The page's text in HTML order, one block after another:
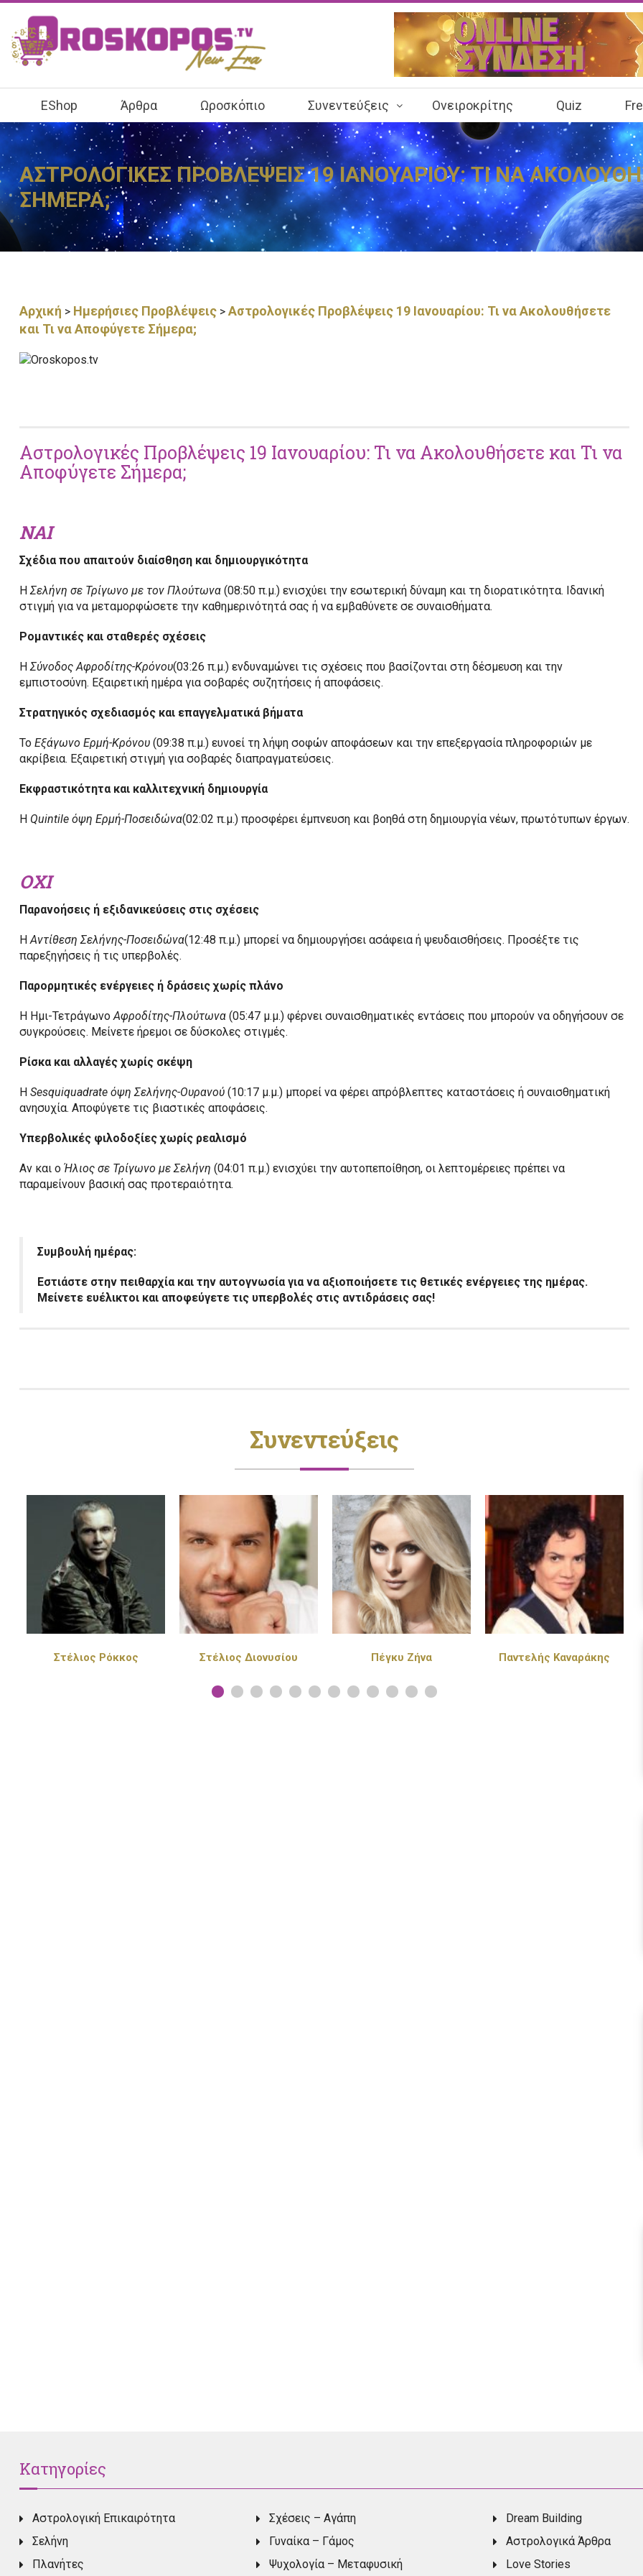
EShop Άρθρα Ωροσκόπιο Συνεντεύξεις Ονειροκρίτης Quiz
ΑΣΤΡΟΛΟΓΙΚΕΣ ΠΡΟΒΛΕΨΕΙΣ 19 ΙΑΝΟΥΑΡΙΟΥ: ΤΙ ΝΑ
ΣΗΜΕΡΑ;
Αρχική > Ημερήσιες Προβλέψεις > Αστρολογικές Προβλέψεις 19 Ιανουαρίου: Τι να Ακολουθήσετε
και Τι να Αποφύγετε Σήμερα;
Αστρολογικές Προβλέψεις 19 Ιανουαρίου: Τι να Ακολουθήσετε και Τι να
Αποφύγετε Σήμερα;
ΝΑΙ
Σχέδια που απαιτούν διαίσθηση και δημιουργικότητα
ΗΣελήνη σε Τρίγωνο με τον Πλούτωνα (08:50 π.μ.) ενισχύει την εσωτερική δύναμη και τη διορατικότητα. Ιδανική
στιγμή για να μεταμορφώσετε την καθημερινότητά σας ή να εμβαθύνετε σε συναισθήματα.
Ρομαντικές και σταθερές σχέσεις
ΗΣύνοδος Αφροδίτης-Κρόνου(03:26 π.μ.) ενδυναμώνει τις σχέσεις που βασίζονται στη δέσμευση και την
εμπιστοσύνη. Εξαιρετική ημέρα για σοβαρές συζητήσεις ή αποφάσεις.
Στρατηγικός σχεδιασμός και επαγγελματικά βήματα
Το Εξάγωνο Ερμή-Κρόνου (09:38 π.μ.) ευνοεί τη λήψη σοφών αποφάσεων και την επεξεργασία πληροφοριών με
ακρίβεια. Εξαιρετική στιγμή για σοβαρές διαπραγματεύσεις.
Εκφραστικότητα και καλλιτεχνική δημιουργία
Η Quintile όψη Ερμή-Ποσειδώνα(02:02 π.μ.) προσφέρει έμπνευση και βοηθά στη δημιουργία νέων, πρωτότυπων έργων.
ΟΧΙ
Παρανοήσεις ή εξιδανικεύσεις στις σχέσεις
ΗΑντίθεση Σελήνης-Ποσειδώνα(12:48 π.μ.) μπορεί να δημιουργήσει ασάφεια ή ψευδαισθήσεις. Προσέξτε τις
παρεξηγήσεις ή τις υπερβολές.
Παρορμητικές ενέργειες ή δράσεις χωρίς πλάνο
Η Ημι-ΤετράγωνοΑφροδίτης-Πλούτωνα (05:47 μ.μ.) φέρνει συναισθηματικές εντάσεις που μπορούν να οδηγήσουν σε
συγκρούσεις. Μείνετε ήρεμοι σε δύσκολες στιγμές.
Ρίσκα και αλλαγές χωρίς σκέψη
Η Sesquiquadrate όψη Σελήνης-Ουρανού (10:17 μ.μ.) μπορεί να φέρει απρόβλεπτες καταστάσεις ή συναισθηματική
ανησυχία. Αποφύγετε τις βιαστικές αποφάσεις.
Υπερβολικές φιλοδοξίες χωρίς ρεαλισμό
Αν και ο Ήλιος σε Τρίγωνο με Σελήνη (04:01 π.μ.) ενισχύει την αυτοπεποίθηση, οι λεπτομέρειες πρέπει να
παραμείνουν βασική σας προτεραιότητα.
Συμβουλή ημέρας:
Εστιάστε στην πειθαρχία και την αυτογνωσία για να αξιοποιήσετε τις θετικές ενέργειες της ημέρας.
Μείνετε ευέλικτοι και αποφεύγετε τις υπερβολές στις αντιδράσεις σας!
Συνεντεύξεις
Στέλιος Διονυσίου Πέγκυ Ζήνα Παντελής Καναράκης Πάνος Κιάμος
Κατηγορίες
Αστρολογική Επικαιρότητα
Σελήνη
Πλανήτες
Σχέσεις – Αγάπη
Γυναίκα – Γάμος
Ψυχολογία – Μεταφυσική
Dream Building
Αστρολογικά Άρθρα
Love Stories